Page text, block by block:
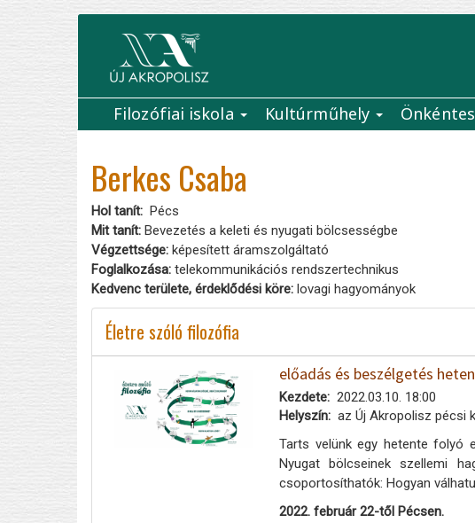
Main
navigation
Filozófiai iskola Kultúrműhely
Berkes Csaba
Hol tanít
Pécs
Mit tanít: Bevezetés a keleti és nyugati bölcsességbe
Végzettsége: képesített áramszolgáltató
Foglalkozása: telekommunikációs rendszertechnikus
Kedvenc területe, érdeklődési köre: lovagi hagyományok
Életre szóló filozófia
előadás és beszélgetés
Kezdete
2022.03.10. 18:00
Helyszín
az Új Akropolisz pécsi
Tarts velünk egy hetente folyó
Nyugat bölcseinek szellemi
csoportosíthatók: Hogyan
2022. február 22-től Pécsen.